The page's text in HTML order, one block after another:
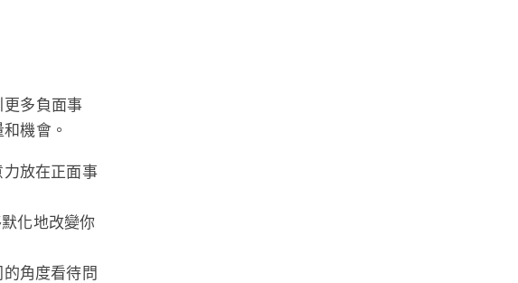
多負面事
機會。
放在正面事
化地改變你
角度看待問